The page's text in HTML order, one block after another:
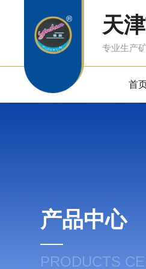
天
专业生产
首
产品中心
PRODUCTS